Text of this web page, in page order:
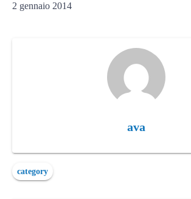
2 gennaio 2014
ava
category